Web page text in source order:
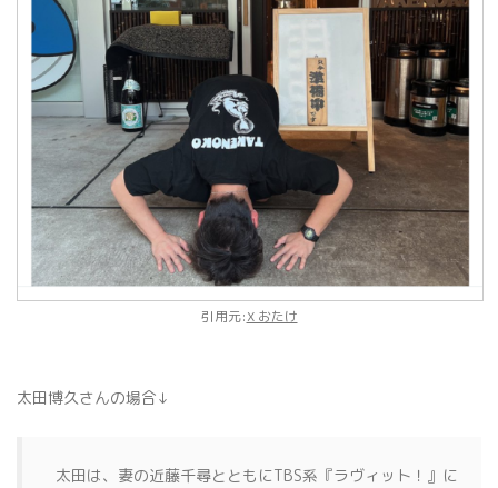
引用元:X おたけ
太田博久さんの場合↓
太田は、妻の近藤千尋とともにTBS系『ラヴィット！』に